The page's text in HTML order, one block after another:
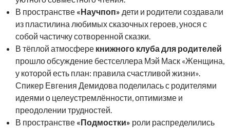
В пространстве «Научпоп» дети и родители создавали
из пластилина любимых сказочных героев, унося с
собой частичку сотворенной сказки.
В тёплой атмосфере книжного клуба для родителей
прошло обсуждение бестселлера Мэй Маск «Женщина,
у которой есть план: правила счастливой жизни».
Спикер Евгения Демидова поделилась с родителями
идеями о целеустремлённости, оптимизме и
преодолении трудностей.
В пространстве «Подмостки» роли распределились